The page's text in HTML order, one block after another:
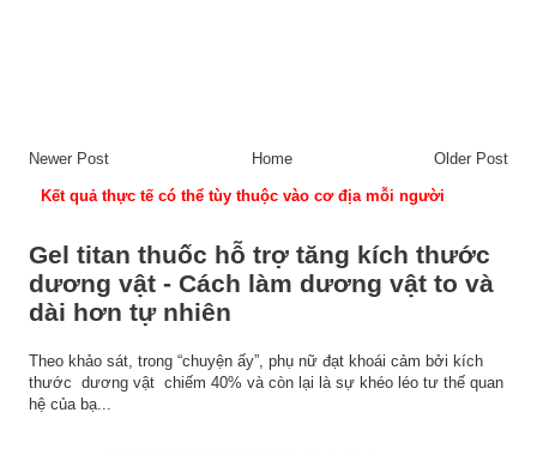
Newer Post Older Post
Home
Kết quả thực tế có thể tùy thuộc vào cơ địa mỗi người
Gel titan thuốc hỗ trợ tăng kích thước
dương vật - Cách làm dương vật to và
dài hơn tự nhiên
Theo khảo sát, trong “chuyện ấy”, phụ nữ đạt khoái cảm bởi kích
thước dương vật chiếm 40% và còn lại là sự khéo léo tư thế quan
hệ của bạ...